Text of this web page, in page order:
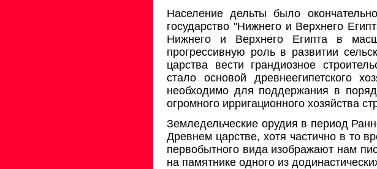
Население дельты было
государство "Нижнего и Верхнего
Нижнего и Верхнего Египта в
прогрессивную роль в развитии
царства вести грандиозное
стало основой древнеегипетского
необходимо для поддержания в
огромного ирригационного хозяйства
Земледельческие орудия в период
Древнем царстве, хотя частично в то
первобытного вида изображают нам
на памятнике одного из